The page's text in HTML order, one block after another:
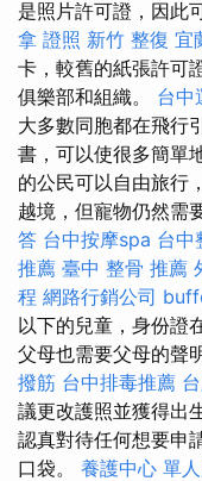
是照片許可證，因此
拿 證照 新竹 整復 宜
卡，較舊的紙張許可
俱樂部和組織。 台中
大多數同胞都在飛行
書，可以使很多簡單
的公民可以自由旅行
越境，但寵物仍然需
答 台中按摩spa 台中
推薦 臺中 整骨 推薦
程 網路行銷公司
以下的兒童，身份證
父母也需要父母的聲
撥筋 台中排毒推薦
議更改護照並獲得出
認真對待任何想要申
口袋。 養護中心 單